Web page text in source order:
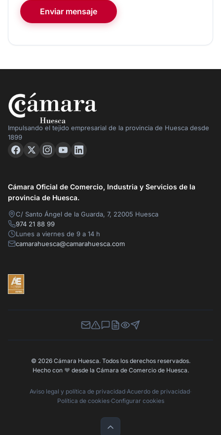
Enviar mensaje
Impulsando el tejido empresarial de la provincia de Huesca desde
1899
Cámara Oficial de Comercio, Industria y Servicios de la
provincia de Huesca.
C/ Santo Ángel de la Guarda, 7, 22005 Huesca
974 21 88 99
Lunes a viernes de 9 a 14 h
camarahuesca@camarahuesca.com
Newsletter
Canal de Denuncias
Buzón de Sugerencias
Perfil Contratante
Ley de Transparencia
Contacta con nosotros
© 2026 Cámara Huesca. Todos los derechos reservados.
Hecho con ❤️ desde la Cámara de Comercio de Huesca.
Aviso legal y política de privacidad·Acuerdo de privacidad·
Política de cookies·Configurar cookies